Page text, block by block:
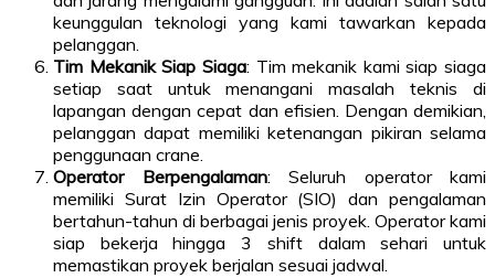
keunggulan teknologi yang kami tawarkan kepada
pelanggan.
Tim Mekanik Siap Siaga: Tim mekanik kami siap siaga
setiap saat untuk menangani masalah teknis di
lapangan dengan cepat dan efisien. Dengan demikian,
pelanggan dapat memiliki ketenangan pikiran selama
penggunaan crane.
Operator Berpengalaman: Seluruh operator kami
memiliki Surat Izin Operator (SIO) dan pengalaman
bertahun-tahun di berbagai jenis proyek. Operator kami
siap bekerja hingga 3 shift dalam sehari untuk
memastikan proyek berjalan sesuai jadwal.